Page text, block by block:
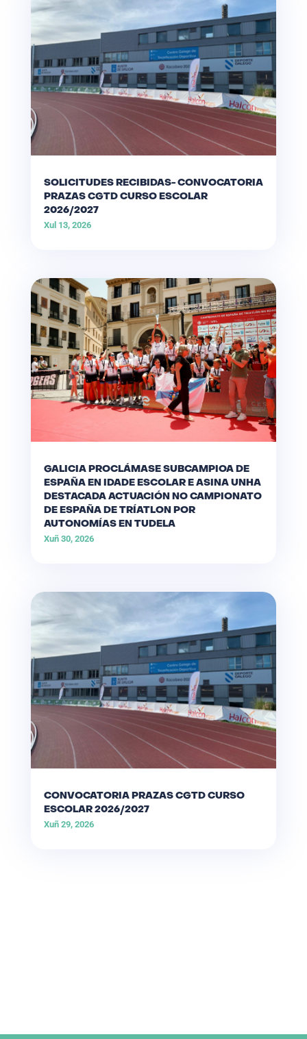
SOLICITUDES RECIBIDAS- CONVOCATORIA
PRAZAS CGTD CURSO ESCOLAR
2026/2027
Xul 13, 2026
GALICIA PROCLÁMASE SUBCAMPIOA DE
ESPAÑA EN IDADE ESCOLAR E ASINA UNHA
DESTACADA ACTUACIÓN NO CAMPIONATO
DE ESPAÑA DE TRÍATLON POR
AUTONOMÍAS EN TUDELA
Xuñ 30, 2026
CONVOCATORIA PRAZAS CGTD CURSO
ESCOLAR 2026/2027
Xuñ 29, 2026